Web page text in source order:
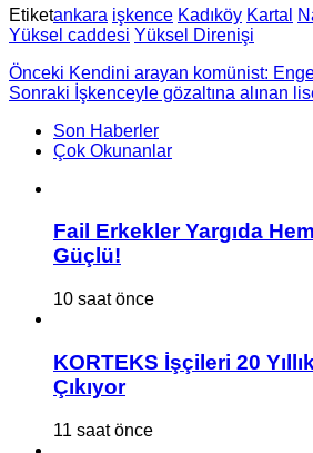
Etiketankara işkence Kadıköy Kartal
Yüksel caddesi Yüksel Direnişi
Önceki Kendini arayan komünist:
Sonraki İşkenceyle gözaltına alınan
Son Haberler
Çok Okunanlar
Fail Erkekler Yargıda
Güçlü!
10 saat önce
KORTEKS İşçileri 20
Çıkıyor
11 saat önce